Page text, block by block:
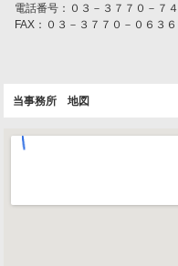
電話番号：０３－３７７０－７
FAX：０３－３７７０－０６３６
当事務所 地図